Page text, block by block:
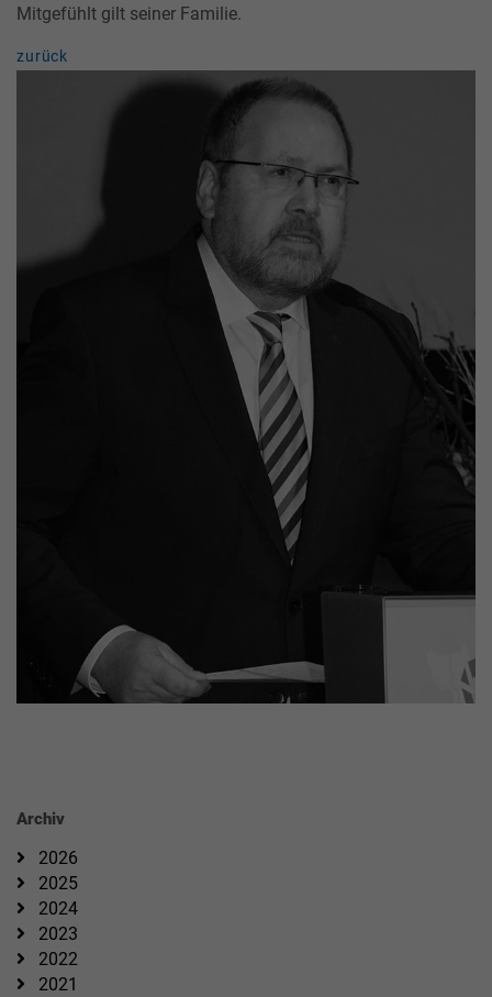
Mitgefühlt gilt seiner Familie.
zurück
Archiv
2026
2025
2024
2023
2022
2021